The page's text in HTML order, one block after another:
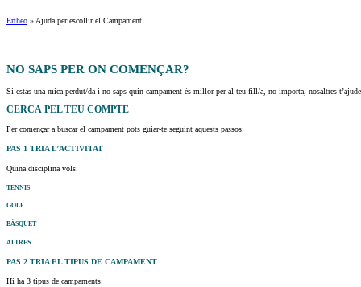
Ertheo » Ajuda per escollir el Campament
NO SAPS PER ON COMENÇAR?
Si estàs una mica perdut/da i no saps quin campament és millor per al teu fill/a, no importa, nosaltres
CERCA PEL TEU COMPTE
Per començar a buscar el campament pots guiar-te seguint aquests passos:
PAS 1 TRIA L’ACTIVITAT
Quina disciplina vols:
TENNIS
GOLF
BÀSQUET
ALTRES
PAS 2 TRIA EL TIPUS DE CAMPAMENT
Hi ha 3 tipus de campaments: